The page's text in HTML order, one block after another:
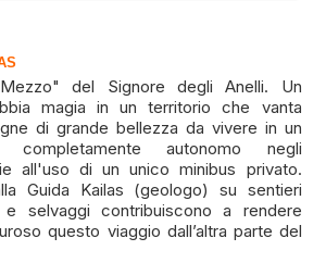
del Signore degli Anelli. Un
magia in un territorio che vanta
di grande bellezza da vivere in un
autonomo negli
all'uso di un unico minibus privato.
Guida Kailas (geologo) su sentieri
selvaggi contribuiscono a rendere
questo viaggio dall’altra parte del